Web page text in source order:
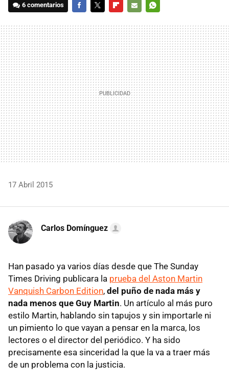
6 comentarios
MAIL
17 Abril 2015
Carlos Domínguez
Han pasado ya varios días desde que The Sunday
Times Driving publicara la prueba del Aston Martin
Vanquish Carbon Edition, del puño de nada más y
nada menos que Guy Martin. Un artículo al más puro
estilo Martin, hablando sin tapujos y sin importarle ni
un pimiento lo que vayan a pensar en la marca, los
lectores o el director del periódico. Y ha sido
precisamente esa sinceridad la que la va a traer más
de un problema con la justicia.